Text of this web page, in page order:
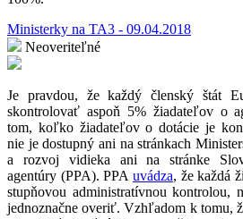
Ministerky na TA3 - 09.04.2018
Neoveriteľné
Je pravdou, že každý členský štát
skontrolovať aspoň 5% žiadateľov o
tom, koľko žiadateľov o dotácie je
nie je dostupný ani na stránkach
a rozvoj vidieka ani na stránke
agentúry (PPA). PPA uvádza, že každá
stupňovou administratívnou kontrolou,
jednoznačne overiť. Vzhľadom k tomu,